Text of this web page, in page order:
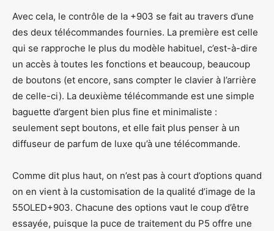
Avec cela, le contrôle de la +903 se fait au travers d’une
des deux télécommandes fournies. La première est celle
qui se rapproche le plus du modèle habituel, c’est-à-dire
un accès à toutes les fonctions et beaucoup, beaucoup
de boutons (et encore, sans compter le clavier à l’arrière
de celle-ci). La deuxième télécommande est une simple
baguette d’argent bien plus fine et minimaliste :
seulement sept boutons, et elle fait plus penser à un
diffuseur de parfum de luxe qu’à une télécommande.
Comme dit plus haut, on n’est pas à court d’options quand
on en vient à la customisation de la qualité d’image de la
55OLED+903. Chacune des options vaut le coup d’être
essayée, puisque la puce de traitement du P5 offre une